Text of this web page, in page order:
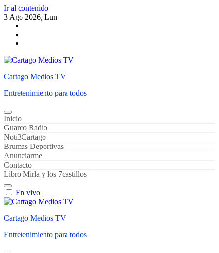
Ir al contenido
3 Ago 2026, Lun
Cartago Medios TV
Entretenimiento para todos
Inicio
Guarco Radio
Noti3Cartago
Brumas Deportivas
Anunciarme
Contacto
Libro Mirla y los 7castillos
En vivo
Cartago Medios TV
Entretenimiento para todos